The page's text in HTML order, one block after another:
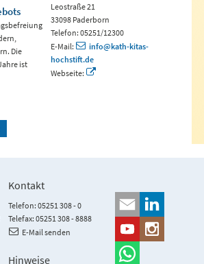
Die
ist
Leostraße 21
33098 Paderborn
Telefon: 05251/12300
E-Mail:
info@kath-kitas-
hochstift.de
Webseite:
Kontakt
Telefon: 05251 308 - 0
Telefax: 05251 308 - 8888
E-Mail senden
Hinweise